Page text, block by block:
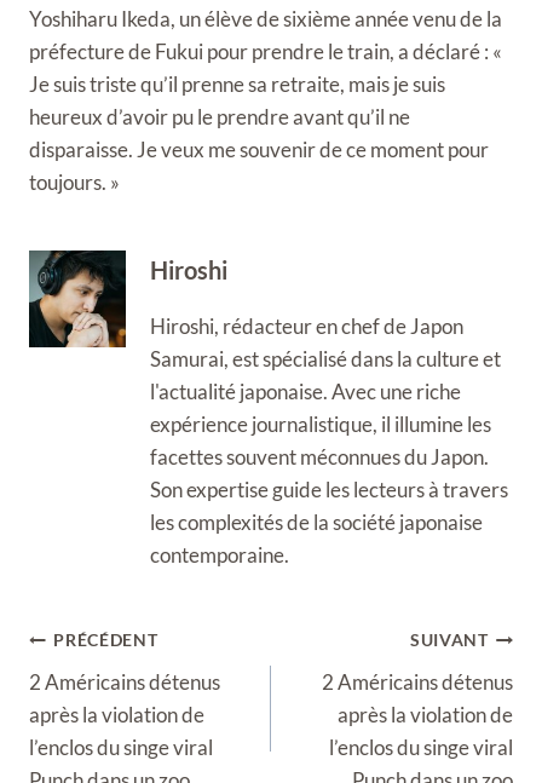
Yoshiharu Ikeda, un élève de sixième année venu de la
préfecture de Fukui pour prendre le train, a déclaré : «
Je suis triste qu’il prenne sa retraite, mais je suis
heureux d’avoir pu le prendre avant qu’il ne
disparaisse. Je veux me souvenir de ce moment pour
toujours. »
Hiroshi
Hiroshi, rédacteur en chef de Japon
Samurai, est spécialisé dans la culture et
l'actualité japonaise. Avec une riche
expérience journalistique, il illumine les
facettes souvent méconnues du Japon.
Son expertise guide les lecteurs à travers
les complexités de la société japonaise
contemporaine.
Navigation
de
l’article
PRÉCÉDENT
2 Américains détenus
après la violation de
l’enclos du singe viral
SUIVANT
2 Américains détenus
après la violation de
l’enclos du singe viral